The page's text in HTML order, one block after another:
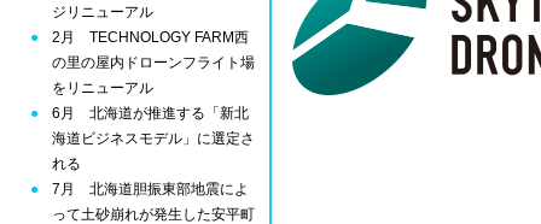
ジリニューアル
2月 TECHNOLOGY FARM西
の里の屋内ドローンフライト場
をリニューアル
6月 北海道が推進する「新北
海道ビジネスモデル」に選定さ
れる
7月 北海道胆振東部地震によ
って土砂崩れが発生した安平町